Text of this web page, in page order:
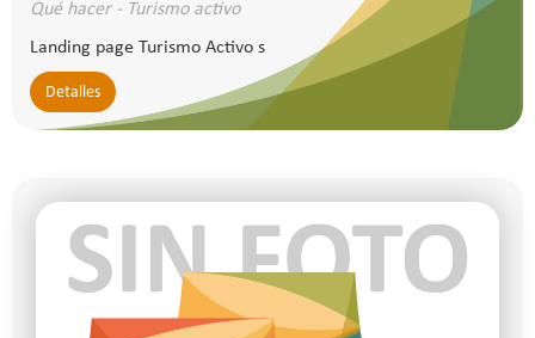
Qué hacer - Turismo activo
Landing page Turismo Activo s
Detalles